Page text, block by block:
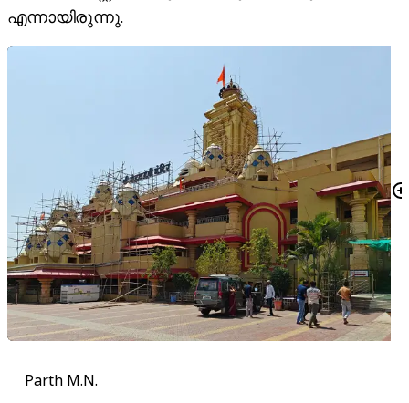
എന്നായിരുന്നു.
Parth M.N.